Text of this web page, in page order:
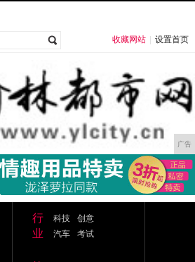
收藏网站 设置首页
广告
行
业
科技
创意
汽车
考试